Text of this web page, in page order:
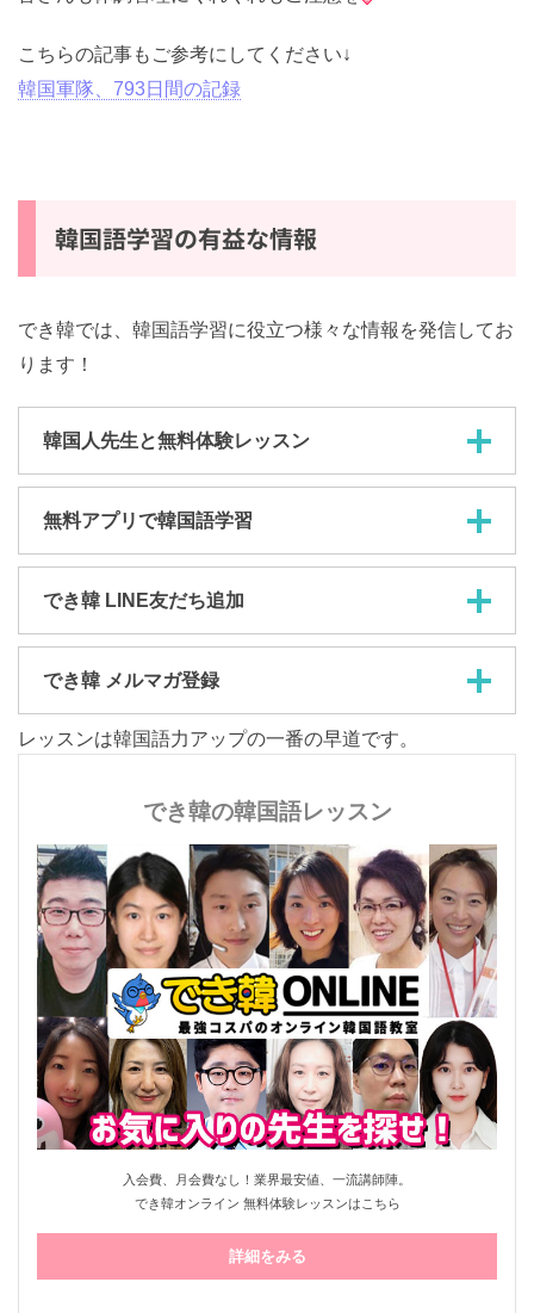
こちらの記事もご参考にしてください↓
韓国軍隊、793日間の記録
韓国語学習の有益な情報
でき韓では、韓国語学習に役立つ様々な情報を発信してお
ります！
韓国人先生と無料体験レッスン
無料アプリで韓国語学習
でき韓 LINE友だち追加
でき韓 メルマガ登録
レッスンは韓国語力アップの一番の早道です。
でき韓の韓国語レッスン
入会費、月会費なし！業界最安値、一流講師陣。
でき韓オンライン 無料体験レッスンはこちら
詳細をみる